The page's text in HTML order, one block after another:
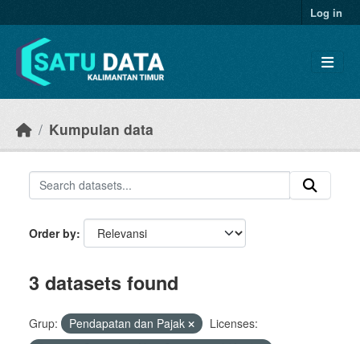
Log in
Kumpulan data
Order by
3 datasets found
Grup: Pendapatan dan Pajak
Licenses: